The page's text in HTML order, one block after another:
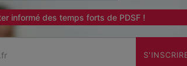
informé des temps forts de PDSF !